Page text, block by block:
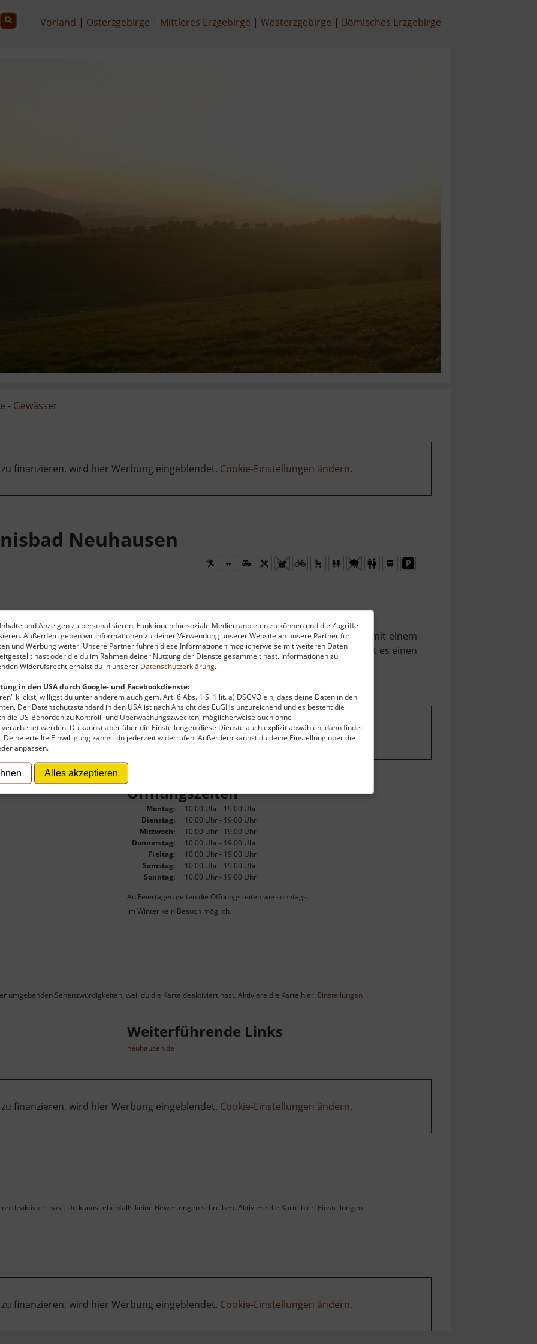
und Anzeigen zu personalisieren, Funktionen für soziale Medien anbieten zu können und die Zugriffe
Außerdem geben wir Informationen zu deiner Verwendung unserer Website an unsere Partner für
und Werbung weiter. Unsere Partner führen diese Informationen möglicherweise mit weiteren Daten
hast oder die du im Rahmen deiner Nutzung der Dienste gesammelt hast. Informationen zu
Widerufsrecht erhälst du in unserer Datenschutzerklärung.
in den USA durch Google- und Facebookdienste:
klickst, willigst du unter anderem auch gem. Art. 6 Abs. 1 S. 1 lit. a) DSGVO ein, dass deine Daten in den
Der Datenschutzstandard in den USA ist nach Ansicht des EuGHs unzureichend und es besteht die
die US-Behörden zu Kontroll- und Überwachungszwecken, möglicherweise auch ohne
werden. Du kannst aber über die Einstellungen diese Dienste auch explizit abwählen, dann findet
erteilte Einwilligung kannst du jederzeit widerrufen. Außerdem kannst du deine Einstellung über die
anpassen.
Alles akzeptieren
Vorland Osterzgebirge Mittleres Erzgebirge Westerzgebirge Bömisches Erzgebirge
- Gewässer
finanzieren, wird hier Werbung eingeblendet. Cookie-Einstellungen ändern.
Neuhausen
Form gibt es seit 1998. Damals wurde es umfassend saniert und lädt heute mit einem
Rutsche, Strömungskanal und Kinderbecken zum Verweilen ein. Außerdem gibt es einen
einen Imbiss.
finanzieren, wird hier Werbung eingeblendet.Cookie-Einstellungen ändern.
Öffnungszeiten
Montag:
10:00 Uhr - 19:00 Uhr
Dienstag:
10:00 Uhr - 19:00 Uhr
Mittwoch:
10:00 Uhr - 19:00 Uhr
Donnerstag:
10:00 Uhr - 19:00 Uhr
Freitag:
10:00 Uhr - 19:00 Uhr
Samstag:
10:00 Uhr - 19:00 Uhr
Sonntag:
10:00 Uhr - 19:00 Uhr
An Feiertagen gelten die Öffnungszeiten wie sonntags.
Im Winter kein Besuch möglich.
umgebenden Sehenswürdigkeiten, weil du die Karte deaktiviert hast. Aktiviere die Karte hier: Einstellungen
Weiterführende Links
neuhausen.de
finanzieren, wird hier Werbung eingeblendet. Cookie-Einstellungen ändern.
deaktiviert hast. Du kannst ebenfalls keine Bewertungen schreiben. Aktiviere die Karte hier: Einstellungen
finanzieren, wird hier Werbung eingeblendet. Cookie-Einstellungen ändern.